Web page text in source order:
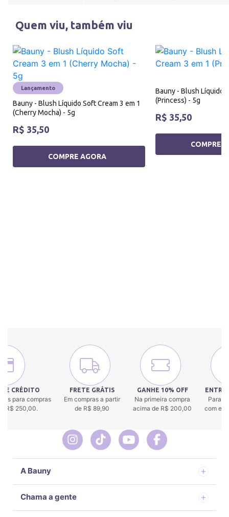
Quem viu, também viu
Lançamento
Bauny - Blush Líquido Soft Cream 3 em 1
(Cherry Mocha) - 5g
R$ 35,50
COMPRE AGORA
Bauny - Blush Líquido
(Princess) - 5g
R$ 35,50
COMPRE
CRÉDITO
para compras
R$ 250,00.
FRETE GRÁTIS
Em compras a partir
de R$ 89,90
GANHE 10% OFF
Na primeira compra
acima de R$ 200,00
Para
com
A Bauny
Chama a gente